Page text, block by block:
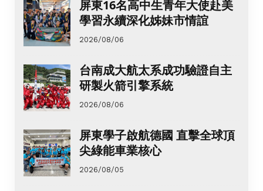
屏東16名高中生青年大使赴美
學習永續深化姊妹市情誼
2026/08/06
台南成大航太系成功驗證自主
研製火箭引擎系統
2026/08/06
屏東學子啟航德國 直擊全球頂
尖綠能車業核心
2026/08/05